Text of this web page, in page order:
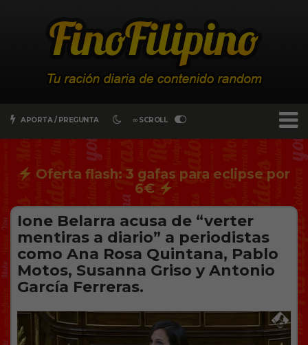
APORTA / PREGUNTA ∞ SCROLL
Oferta flash: 3 gafas para eclipse por
6€
Ione Belarra acusa de “verter
mentiras a diario” a periodistas
como Ana Rosa Quintana, Pablo
Motos, Susanna Griso y Antonio
García Ferreras.